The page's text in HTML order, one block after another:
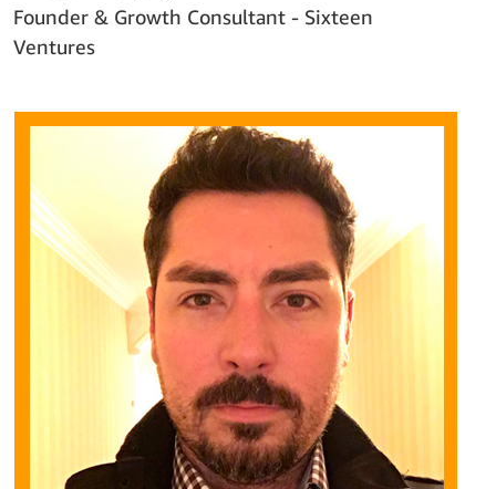
Founder & Growth Consultant - Sixteen
Ventures